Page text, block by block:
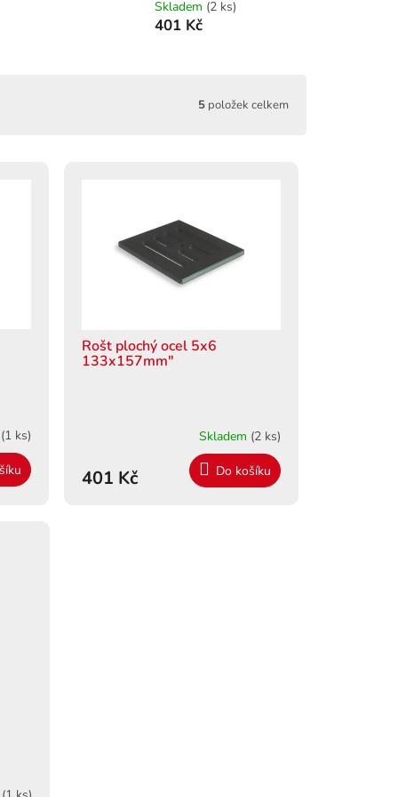
Skladem (2 ks)
401 Kč
5 položek celkem
(1 ks)
Rošt plochý ocel 5x6
133x157mm"
Skladem (2 ks)
401 Kč Do košíku